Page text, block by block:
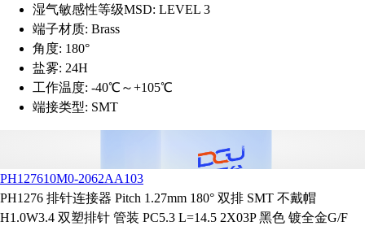
湿气敏感性等级MSD: LEVEL 3
端子材质: Brass
角度: 180°
盐雾: 24H
工作温度: -40℃～+105℃
端接类型: SMT
PH127610M0-2062AA103
PH1276 排针连接器 Pitch 1.27mm 180° 双排 SMT 不戴帽
H1.0W3.4 双塑排针 管装 PC5.3 L=14.5 2X03P 黑色 镀全金G/F